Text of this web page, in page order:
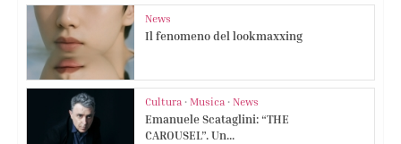
News
Il fenomeno del lookmaxxing
Cultura • Musica • News
Emanuele Scataglini: “THE
CAROUSEL”. Un...